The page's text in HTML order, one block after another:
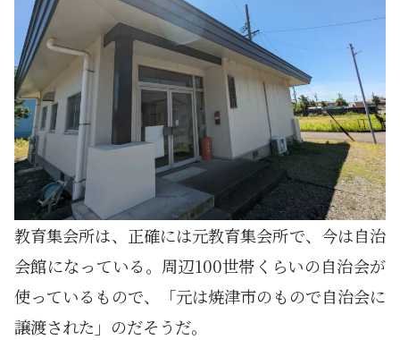
教育集会所は、正確には元教育集会所で、今は自治
会館になっている。周辺100世帯くらいの自治会が
使っているもので、「元は焼津市のもので自治会に
譲渡された」のだそうだ。